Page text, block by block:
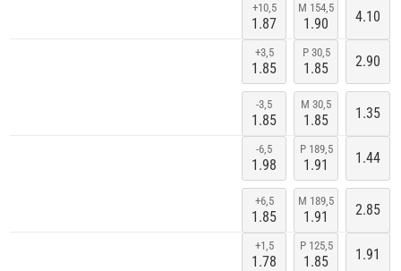
+10,5
1.87
M 154,5
1.90 4.10
+3,5
1.85
-3,5
1.85
P 30,5
1.85
M 30,5
1.85
2.90
1.35
-6,5
1.98
+6,5
1.85
P 189,5
1.91
M 189,5
1.91
1.44
2.85
+1,5
1.78
P 125,5
1.85 1.91